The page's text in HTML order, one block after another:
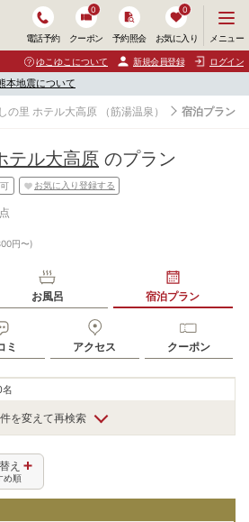
電話予約 クーポン
0
予約照会 お気に入り
0
ニ
ュ
ー
開
く
メニュー
ゆこゆこについて 新規会員登録 ログイン
本地震について
の里 ホテル大高原 （筋湯温泉） 宿泊プラン
テル大高原 のプラン
お気に入り登録する
点
円〜)
お風呂 宿泊プラン
ミ アクセス クーポン
を変えて再検索
え
め順